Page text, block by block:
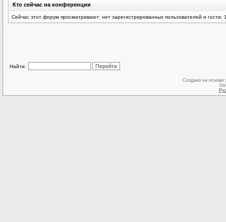
Кто сейчас на конференции
Сейчас этот форум просматривают: нет зарегистрированных пользователей и гости:
Найти:
Создано на основе